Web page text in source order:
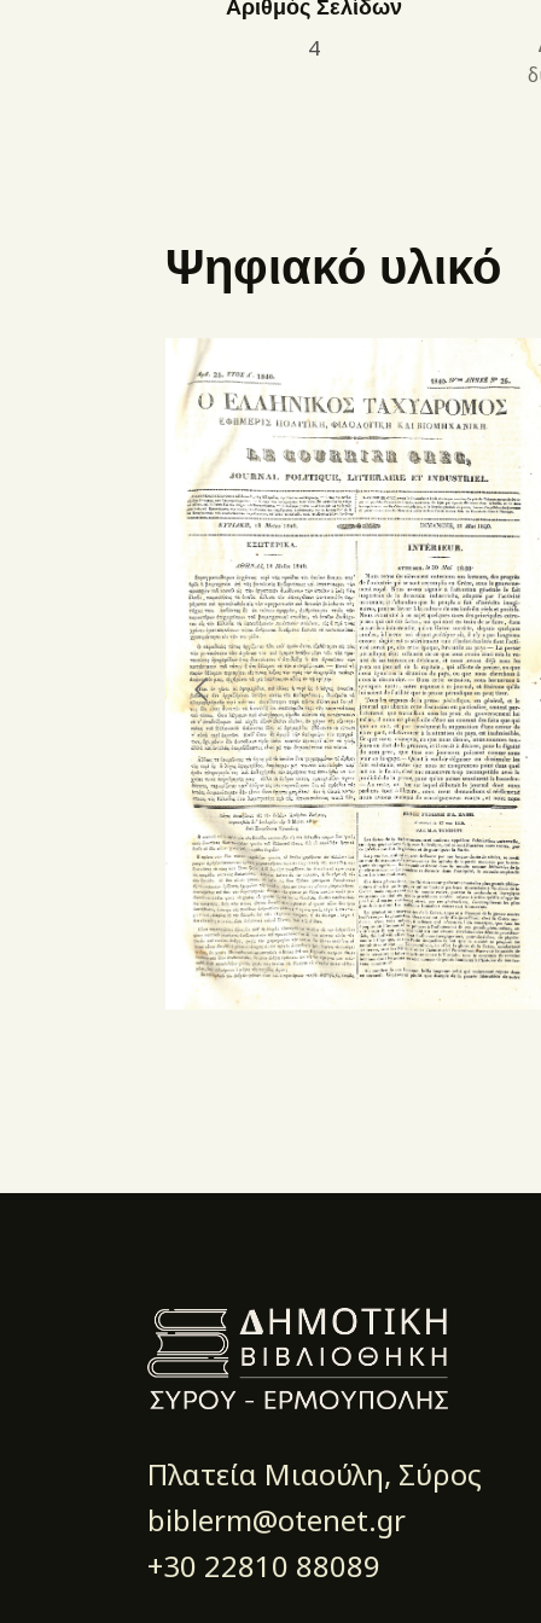
Αριθμός Σελίδων
4
Ψηφιακό υλικό
Πλατεία Μιαούλη, Σύρος
biblerm@otenet.gr
+30 22810 88089